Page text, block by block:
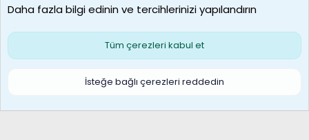
Çerezler
S
Daha fazla bilgi edinin ve tercihlerinizi yapılandırın
Tüm çerezleri kabul et
İsteğe bağlı çerezleri reddedin